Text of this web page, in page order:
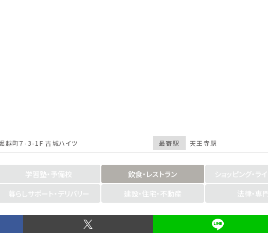
最寄駅 天王寺駅
越町７-3-1F 吉城ハイツ
学習塾・予備校 飲食・レストラン
ショッピング・ラ
暮らしサポート・デリバリー 建設・住宅・不動産 法律・専